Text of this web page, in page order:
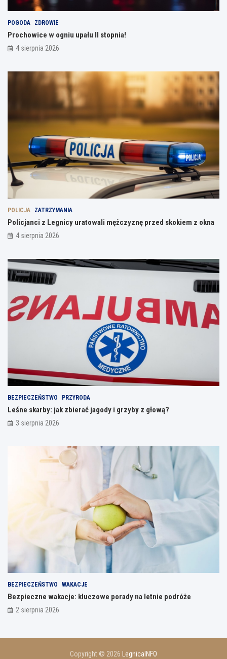
POGODA ZDROWIE
Prochowice w ogniu upału II stopnia!
4 sierpnia 2026
POLICJA ZATRZYMANIA
Policjanci z Legnicy uratowali mężczyznę przed skokiem z okna
4 sierpnia 2026
BEZPIECZEŃSTWO PRZYRODA
Leśne skarby: jak zbierać jagody i grzyby z głową?
3 sierpnia 2026
BEZPIECZEŃSTWO WAKACJE
Bezpieczne wakacje: kluczowe porady na letnie podróże
2 sierpnia 2026
Copyright © 2026 LegnicaINFO